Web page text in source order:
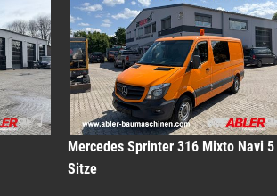
Mercedes Sprinter 316 Mixto Navi 5
Sitze